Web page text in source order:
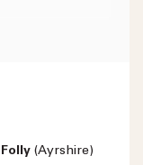
(Ayrshire)